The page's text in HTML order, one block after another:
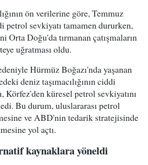
ön verilerine göre, Temmuz
petrol sevkiyatı tamamen dururken,
Orta Doğu'da tırmanan çatışmaların
uğratması oldu.
Hürmüz Boğazı'nda yaşanan
deniz taşımacılığının ciddi
Körfez'den küresel petrol sevkiyatını
Bu durum, uluslararası petrol
ve ABD'nin tedarik stratejisinde
yol açtı.
kaynaklara yöneldi